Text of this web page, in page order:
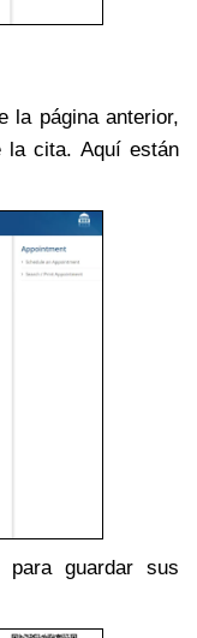
la página anterior,
la cita. Aquí están
para guardar sus